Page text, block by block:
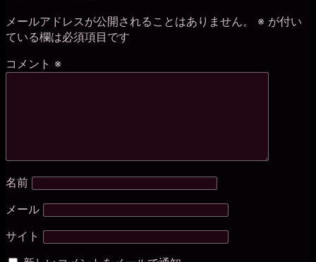
メールアドレスが公開されることはありません。 ※ が付い
ている欄は必須項目です
コメント ※
名前
メール
サイト